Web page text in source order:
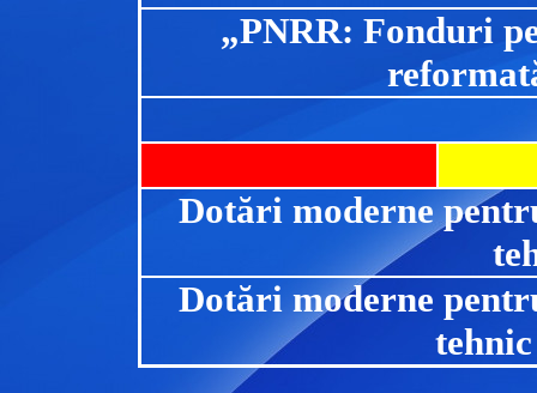
„PNRR: Fonduri
Dotări moderne
Dotări moderne